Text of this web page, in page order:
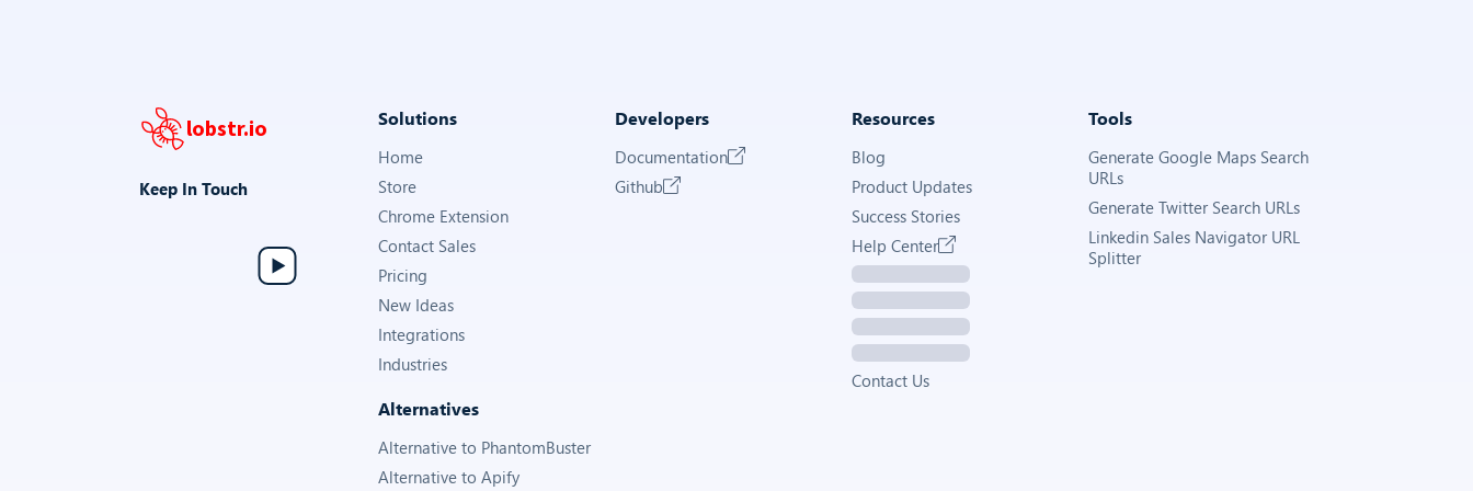
lobstr.io
Keep In Touch
Solutions
Home
Store
Chrome Extension
Contact Sales
Pricing
New Ideas
Integrations
Industries
Developers
Documentation
Github
Resources
Blog
Product Updates
Success Stories
Help Center
Contact Us
Tools
Generate Google Maps Search
URLs
Generate Twitter Search URLs
Linkedin Sales Navigator URL
Splitter
Alternatives
Alternative to PhantomBuster
Alternative to Apify